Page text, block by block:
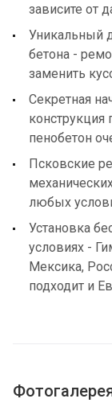
зависите от
Уникальный
бетона -
заменить
Секретная
конструкция
пенобетон
Псковские
любых
Установка
условиях -
Мексика,
подходит и